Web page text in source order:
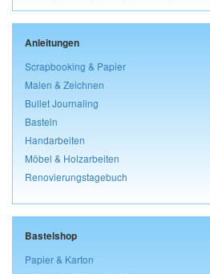
Anleitungen
Scrapbooking & Papier
Malen & Zeichnen
Bullet Journaling
Basteln
Handarbeiten
Möbel & Holzarbeiten
Renovierungstagebuch
Bastelshop
Papier & Karton